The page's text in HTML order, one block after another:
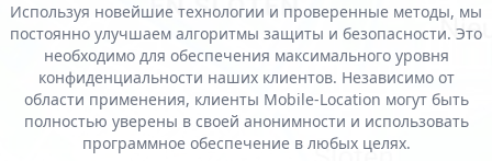
Используя новейшие технологии и проверенные методы, мы
постоянно улучшаем алгоритмы защиты и безопасности. Это
необходимо для обеспечения максимального уровня
конфиденциальности наших клиентов. Независимо от
области применения, клиенты Mobile-Location могут быть
полностью уверены в своей анонимности и использовать
программное обеспечение в любых целях.